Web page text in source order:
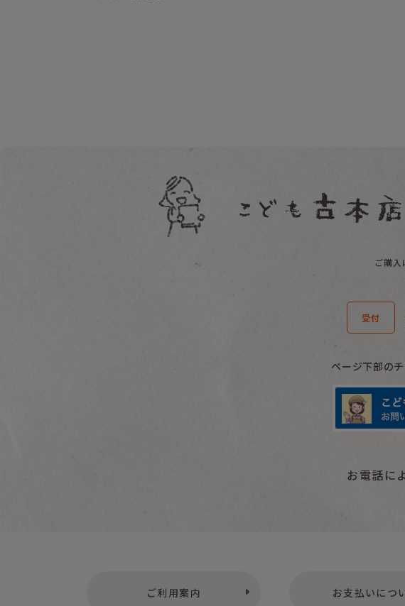
ご購
受付
ページ下部の
お電話に
ご利用案内 お支払いにつ